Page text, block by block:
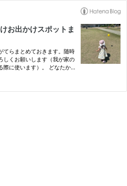
お出かけスポットま
てらまとめておきます。随時
しくお願いします（我が家の
際に使います）。 どなたか
におの浜エリア LAGO大